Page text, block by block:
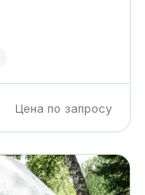
Цена по запросу